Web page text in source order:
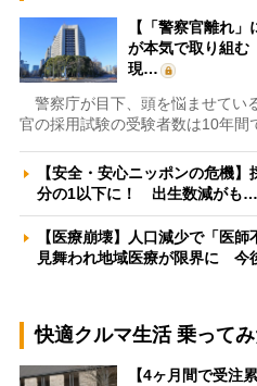
【「警察官離れ
が本気で取り組
現…
警察庁が目下、頭を悩ませてい
官の採用試験の受験者数は10年間
【安全・安心ニッポンの危機
分の1以下に！ 出生数減がも…
【医療崩壊】人口減少で「医
見舞われ地域医療が限界に 今
快適クルマ生活 乗って
【4ヶ月間で受注